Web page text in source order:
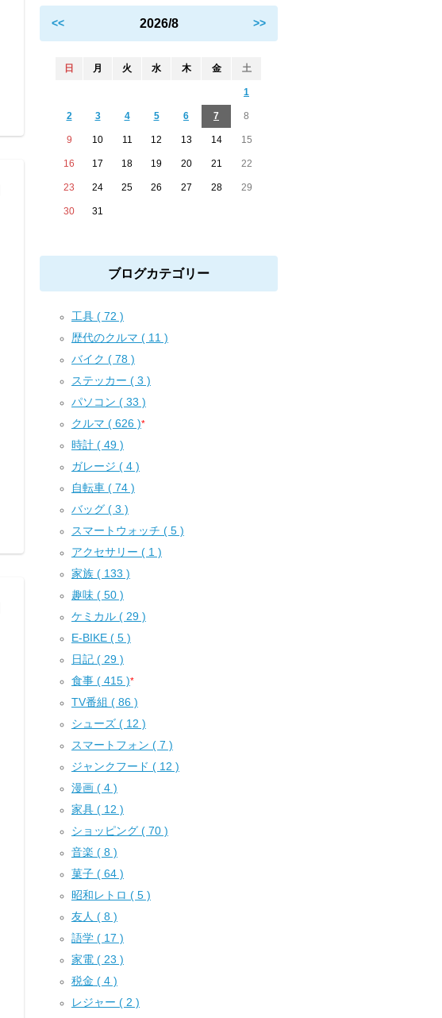
<< 2026/8 >>
日 月 火 水 木 金 土
1
2 3 4 5 6 7 8
9 10 11 12 13 14 15
16 17 18 19 20 21 22
23 24 25 26 27 28 29
30 31
ブログカテゴリー
工具 ( 72 )
歴代のクルマ ( 11 )
バイク ( 78 )
ステッカー ( 3 )
パソコン ( 33 )
クルマ ( 626 )*
時計 ( 49 )
ガレージ ( 4 )
自転車 ( 74 )
バッグ ( 3 )
スマートウォッチ ( 5 )
アクセサリー ( 1 )
家族 ( 133 )
趣味 ( 50 )
ケミカル ( 29 )
E-BIKE ( 5 )
日記 ( 29 )
食事 ( 415 )*
TV番組 ( 86 )
シューズ ( 12 )
スマートフォン ( 7 )
ジャンクフード ( 12 )
漫画 ( 4 )
家具 ( 12 )
ショッピング ( 70 )
音楽 ( 8 )
菓子 ( 64 )
昭和レトロ ( 5 )
友人 ( 8 )
語学 ( 17 )
家電 ( 23 )
税金 ( 4 )
レジャー ( 2 )